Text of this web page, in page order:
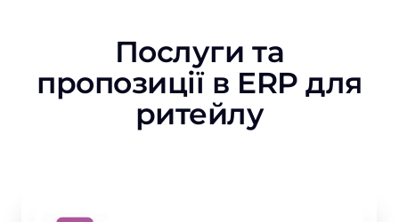
Послуги та
пропозиції в ERP для
ритейлу